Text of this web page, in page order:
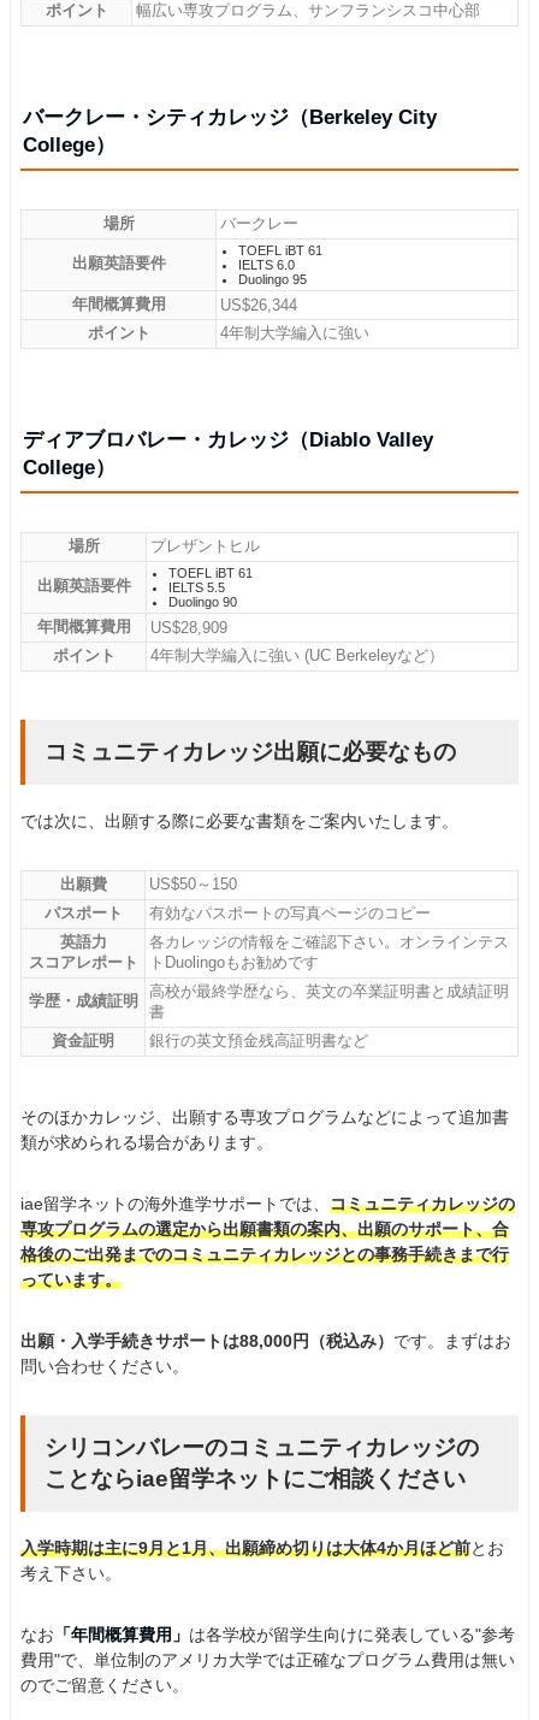
ポイント
幅広い専攻プログラム、サンフランシスコ中心部
バークレー・シティカレッジ（Berkeley City
College）
場所 バークレー
出願英語要件
TOEFL iBT 61
IELTS 6.0
Duolingo 95
年間概算費用
US$26,344
ポイント
4年制大学編入に強い
ディアブロバレー・カレッジ（Diablo Valley
College）
場所 プレザントヒル
出願英語要件
TOEFL iBT 61
IELTS 5.5
Duolingo 90
年間概算費用
US$28,909
ポイント
4年制大学編入に強い (UC Berkeleyなど）
コミュニティカレッジ出願に必要なもの
では次に、出願する際に必要な書類をご案内いたします。
出願費
US$50～150
パスポート
有効なパスポートの写真ページのコピー
英語力
スコアレポート
各カレッジの情報をご確認下さい。オンラインテス
トDuolingoもお勧めです
学歴・成績証明
高校が最終学歴なら、英文の卒業証明書と成績証明
書
資金証明
銀行の英文預金残高証明書など
そのほかカレッジ、出願する専攻プログラムなどによって追加書
類が求められる場合があります。
iae留学ネットの海外進学サポートでは、 コミュニティカレッジの
専攻プログラムの選定から出願書類の案内、出願のサポート、合
格後のご出発までのコミュニティカレッジとの事務手続きまで行
っています。
出願・入学手続きサポートは88,000円（税込み） です。まずはお
問い合わせください。
シリコンバレーのコミュニティカレッジの
ことならiae留学ネットにご相談ください
入学時期は主に9月と1月、出願締め切りは大体4か月ほど前とお
考え下さい。
なお 「年間概算費用」 は各学校が留学生向けに発表している"参考
費用"で、単位制のアメリカ大学では正確なプログラム費用は無い
のでご留意ください。